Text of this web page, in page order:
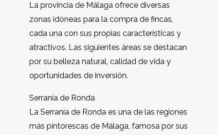
La provincia de Málaga ofrece diversas
zonas idóneas para la compra de fincas,
cada una con sus propias características y
atractivos. Las siguientes áreas se destacan
por su belleza natural, calidad de vida y
oportunidades de inversión.
Serranía de Ronda
La Serranía de Ronda es una de las regiones
más pintorescas de Málaga, famosa por sus